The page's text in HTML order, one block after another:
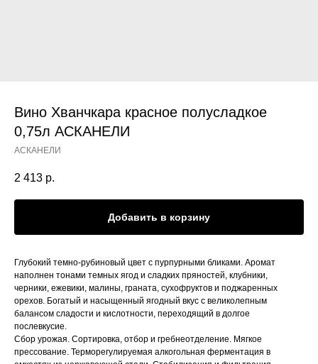
Вино Хванчкара красное полусладкое
0,75л АСКАНЕЛИ
АСКАНЕЛИ
2 413 р.
Добавить в корзину
Глубокий темно-рубиновый цвет с пурпурными бликами. Аромат
наполнен тонами темных ягод и сладких пряностей, клубники,
черники, ежевики, малины, граната, сухофруктов и поджаренных
орехов. Богатый и насыщенный ягодный вкус с великолепным
балансом сладости и кислотности, переходящий в долгое
послевкусие.
Сбор урожая. Сортировка, отбор и гребнеотделение. Мягкое
прессование. Терморегулируемая алкогольная ферментация в